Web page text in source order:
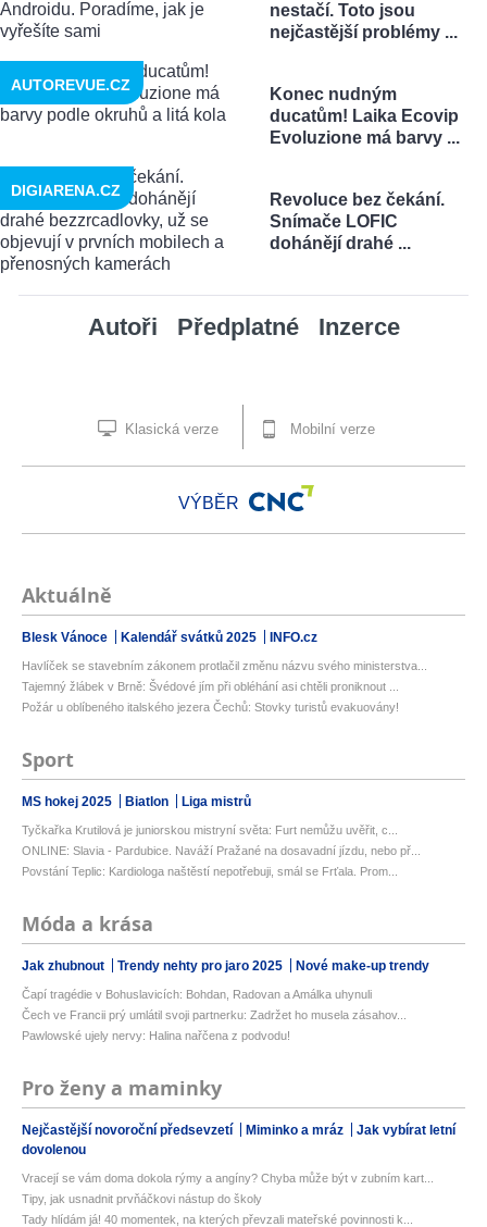
nestačí. Toto jsou
nejčastější problémy ...
Konec nudným
ducatům! Laika Ecovip
Evoluzione má barvy ...
AUTOREVUE.CZ
Revoluce bez čekání.
Snímače LOFIC
dohánějí drahé ...
DIGIARENA.CZ
Autoři Předplatné Inzerce
Klasická verze Mobilní verze
VÝBĚR
Aktuálně
Blesk Vánoce Kalendář svátků 2025 INFO.cz
Havlíček se stavebním zákonem protlačil změnu názvu svého ministerstva...
Tajemný žlábek v Brně: Švédové jím při obléhání asi chtěli proniknout ...
Požár u oblíbeného italského jezera Čechů: Stovky turistů evakuovány!
Sport
MS hokej 2025 Biatlon Liga mistrů
Tyčkařka Krutilová je juniorskou mistryní světa: Furt nemůžu uvěřit, c...
ONLINE: Slavia - Pardubice. Naváží Pražané na dosavadní jízdu, nebo př...
Povstání Teplic: Kardiologa naštěstí nepotřebuji, smál se Frťala. Prom...
Móda a krása
Jak zhubnout Trendy nehty pro jaro 2025 Nové make-up trendy
Čapí tragédie v Bohuslavicích: Bohdan, Radovan a Amálka uhynuli
Čech ve Francii prý umlátil svoji partnerku: Zadržet ho musela zásahov...
Pawlowské ujely nervy: Halina nařčena z podvodu!
Pro ženy a maminky
Nejčastější novoroční předsevzetí Miminko a mráz
Jak vybírat letní
dovolenou
Vracejí se vám doma dokola rýmy a angíny? Chyba může být v zubním kart...
Tipy, jak usnadnit prvňáčkovi nástup do školy
Tady hlídám já! 40 momentek, na kterých převzali mateřské povinnosti k...